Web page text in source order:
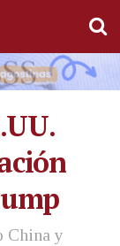
China y